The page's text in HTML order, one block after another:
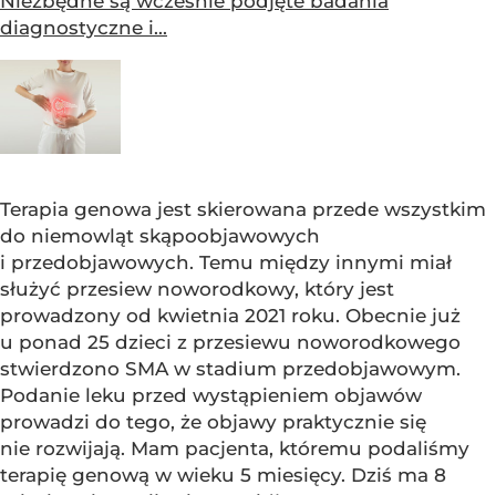
diagnostyczne i...
Terapia genowa jest skierowana przede wszystkim
do niemowląt skąpoobjawowych
i przedobjawowych. Temu między innymi miał
służyć przesiew noworodkowy, który jest
prowadzony od kwietnia 2021 roku. Obecnie już
u ponad 25 dzieci z przesiewu noworodkowego
stwierdzono SMA w stadium przedobjawowym.
Podanie leku przed wystąpieniem objawów
prowadzi do tego, że objawy praktycznie się
nie rozwijają. Mam pacjenta, któremu podaliśmy
terapię genową w wieku 5 miesięcy. Dziś ma 8